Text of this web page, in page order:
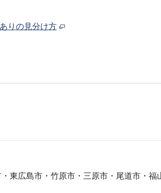
りの見分け方
東広島市・竹原市・三原市・尾道市・福